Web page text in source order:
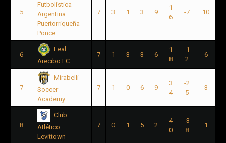
5
Futbolística
Argentina
Puertorriqueña
Ponce
7 3 1 3 9
1
6
-7 10
6
Leal
Arecibo FC
7 1 3 3 6
1
8
-1
2
6
7
Mirabelli
Soccer
Academy
7 1 0 6 9
3
4
-2
5
3
8
Club
Atlético
Levittown
7 0 1 5 2
4
0
-3
8
1